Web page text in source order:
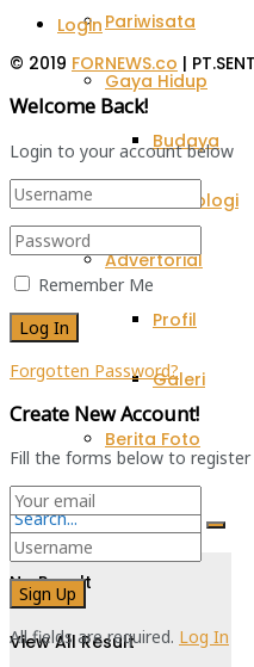
Pariwisata
Gaya Hidup
Budaya
Teknologi
Advertorial
Profil
Galeri
Berita Foto
No Result
View All Result
Login
© 2019 FORNEWS.co |
Welcome Back!
Login to your account below
Remember Me
Forgotten Password?
Create New Account!
Fill the forms below to register
All fields are required. Log In